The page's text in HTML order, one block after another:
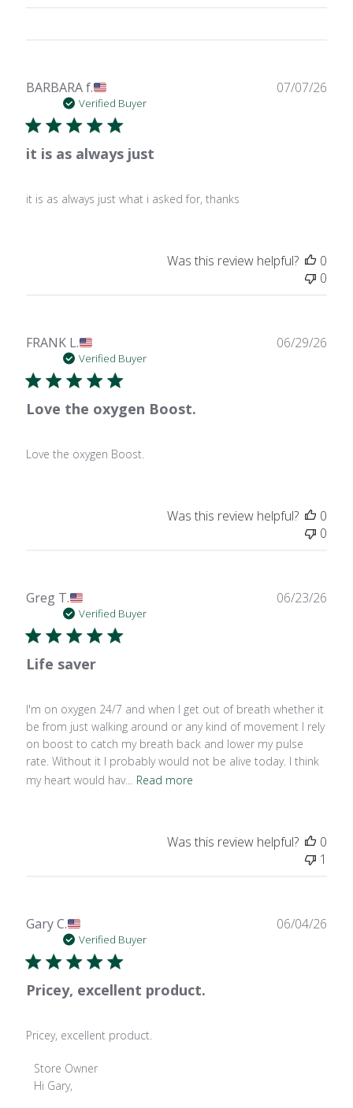
BARBARA f.
Verified Buyer
it is as always just
it is as always just what i asked for, thanks
07/07/26
Was this review helpful?
0
0
FRANK L.
Verified Buyer
Love the oxygen Boost.
Love the oxygen Boost.
06/29/26
Was this review helpful?
0
0
Greg T.
Verified Buyer
Life saver
I'm on oxygen 24/7 and when I get out of breath whether it
be from just walking around or any kind of movement I rely
on boost to catch my breath back and lower my pulse
rate. Without it I probably would not be alive today. I think
my heart would hav...
Read more
06/23/26
Was this review helpful?
0
1
Gary C.
Verified Buyer
Pricey, excellent product.
Pricey, excellent product.
Comments
by
Store Owner
Hi Gary,
06/04/26